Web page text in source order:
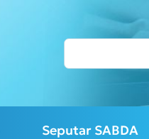
Seputar SABDA